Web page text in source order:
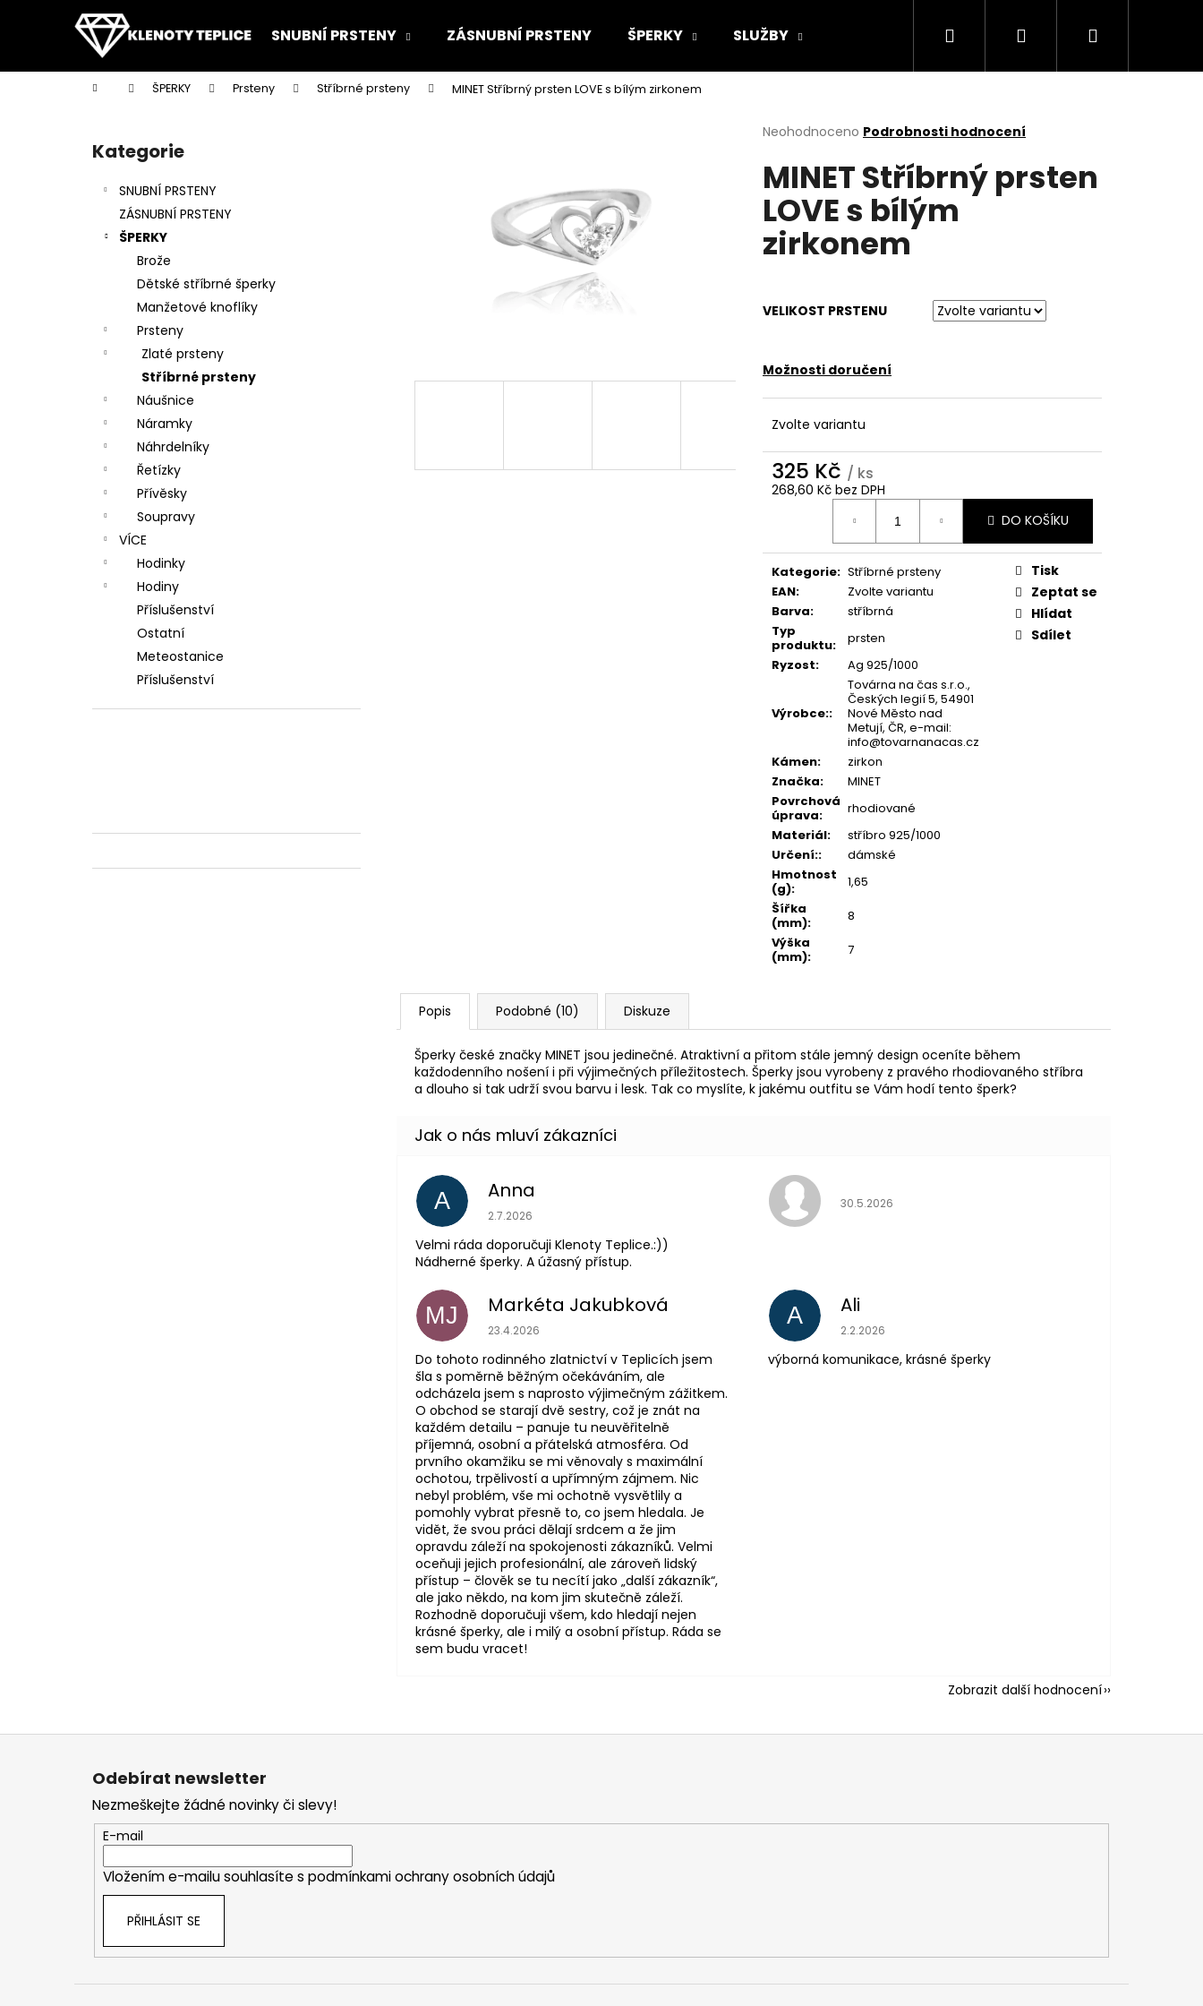
SNUBNÍ PRSTENY ZÁSNUBNÍ PRSTENY ŠPERKY SLUŽBY Hledat PřihlášeníNákupní
Domů ŠPERKY Prsteny Stříbrné prsteny MINET Stříbrný prsten LOVE s bílým zirkonem
Přeskočit
kategorie
Kategorie
SNUBNÍ PRSTENY
ZÁSNUBNÍ PRSTENY
ŠPERKY
Brože
Dětské stříbrné šperky
Manžetové knoflíky
Prsteny
Zlaté prsteny
Stříbrné prsteny
Náušnice
Náramky
Náhrdelníky
Řetízky
Přívěsky
Soupravy
VÍCE
Hodinky
Hodiny
Příslušenství
Ostatní
Meteostanice
Příslušenství
Průměrné
produktu
je
0,0
5
hvězdiček.
Neohodnoceno Podrobnosti hodnocení
MINET Stříbrný prsten
LOVE s bílým
zirkonem
VELIKOST PRSTENU
Možnosti doručení
Zvolte variantu
325 Kč / ks
268,60 Kč bez DPH
DO KOŠÍKU
Kategorie: Stříbrné prsteny
EAN:
Zvolte variantu
Barva:
stříbrná
Typ
produktu:
prsten
Ryzost: Ag 925/1000
Výrobce::
Továrna na čas s.r.o.,
Českých legií 5, 54901
Nové Město nad
Metují, ČR, e-mail:
info@tovarnanacas.cz
Kámen:
zirkon
Značka:
MINET
Povrchová
úprava:
rhodiované
Materiál:
stříbro 925/1000
Určení::
dámské
Hmotnost
(g):
1,65
Šířka
(mm):
8
Výška
(mm): 7
Tisk
Zeptat se
Hlídat
Sdílet
Popis Podobné (10) Diskuze
Šperky české značky MINET jsou jedinečné. Atraktivní a přitom stále jemný design oceníte během
každodenního nošení i při výjimečných příležitostech. Šperky jsou vyrobeny z pravého rhodiovaného stříbra
a dlouho si tak udrží svou barvu i lesk. Tak co myslíte, k jakému outfitu se Vám hodí tento šperk?
A Anna
Hodnocení obchodu je 5 z 5 hvězdiček.
2.7.2026
Velmi ráda doporučuji Klenoty Teplice.:))
Nádherné šperky. A úžasný přístup.
Hodnocení obchodu je 5 z 5 hvězdiček.
30.5.2026
MJ Markéta Jakubková
Hodnocení obchodu je 5 z 5 hvězdiček.
23.4.2026
Do tohoto rodinného zlatnictví v Teplicích jsem
šla s poměrně běžným očekáváním, ale
odcházela jsem s naprosto výjimečným zážitkem.
O obchod se starají dvě sestry, což je znát na
každém detailu – panuje tu neuvěřitelně
příjemná, osobní a přátelská atmosféra. Od
prvního okamžiku se mi věnovaly s maximální
ochotou, trpělivostí a upřímným zájmem. Nic
nebyl problém, vše mi ochotně vysvětlily a
pomohly vybrat přesně to, co jsem hledala. Je
vidět, že svou práci dělají srdcem a že jim
opravdu záleží na spokojenosti zákazníků. Velmi
oceňuji jejich profesionální, ale zároveň lidský
přístup – člověk se tu necítí jako „další zákazník“,
ale jako někdo, na kom jim skutečně záleží.
Rozhodně doporučuji všem, kdo hledají nejen
krásné šperky, ale i milý a osobní přístup. Ráda se
sem budu vracet!
A Ali
Hodnocení obchodu je 5 z 5 hvězdiček.
2.2.2026
výborná komunikace, krásné šperky
Zobrazit další hodnocení
í
Zpět
do
Zpět
do
Co potřebujete najít?
Doporučujeme
Z
Odebírat newsletter
Nezmeškejte žádné novinky či slevy!
E-mail
Vložením e-mailu souhlasíte s podmínkami ochrany osobních údajů
PŘIHLÁSIT SE